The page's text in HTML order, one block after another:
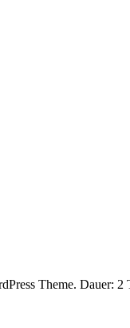
Theme. Dauer: 2